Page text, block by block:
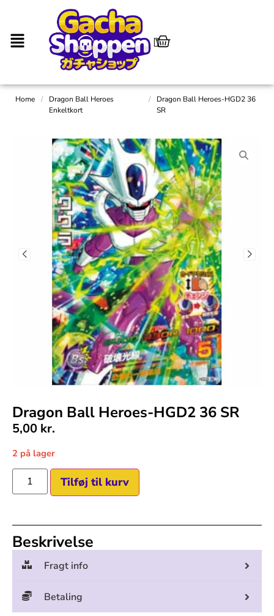
Home /
Dragon Ball Heroes
Enkeltkort
/
Dragon Ball Heroes-HGD2 36
SR
Dragon Ball Heroes-HGD2 36 SR
5,00 kr.
2 på lager
Tilføj til kurv
Beskrivelse
Fragt info
Betaling